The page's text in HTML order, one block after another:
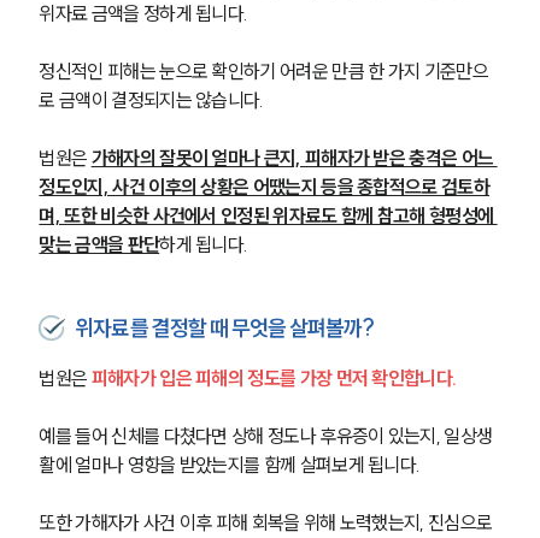
위자료 금액을 정하게 됩니다.
정신적인 피해는 눈으로 확인하기 어려운 만큼 한 가지 기준만으
로 금액이 결정되지는 않습니다.
법원은 가해자의 잘못이 얼마나 큰지, 피해자가 받은 충격은 어느
정도인지, 사건 이후의 상황은 어땠는지 등을 종합적으로 검토하
며, 또한 비슷한 사건에서 인정된 위자료도 함께 참고해 형평성에
맞는 금액을 판단하게 됩니다.
위자료를 결정할 때 무엇을 살펴볼까?
법원은 피해자가 입은 피해의 정도를 가장 먼저 확인합니다.
예를 들어 신체를 다쳤다면 상해 정도나 후유증이 있는지, 일상생
활에 얼마나 영향을 받았는지를 함께 살펴보게 됩니다.
또한 가해자가 사건 이후 피해 회복을 위해 노력했는지, 진심으로